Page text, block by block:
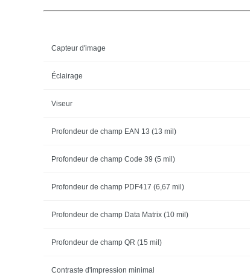
Capteur d'image
Éclairage
Viseur
Profondeur de champ EAN 13 (13 mil)
Profondeur de champ Code 39 (5 mil)
Profondeur de champ PDF417 (6,67 mil)
Profondeur de champ Data Matrix (10 mil)
Profondeur de champ QR (15 mil)
Contraste d'impression minimal